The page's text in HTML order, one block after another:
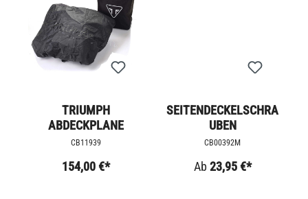
TRIUMPH
ABDECKPLANE
CB11939
154,00 €*
SEITENDECKELSCHRA
UBEN
CB00392M
Ab 23,95 €*